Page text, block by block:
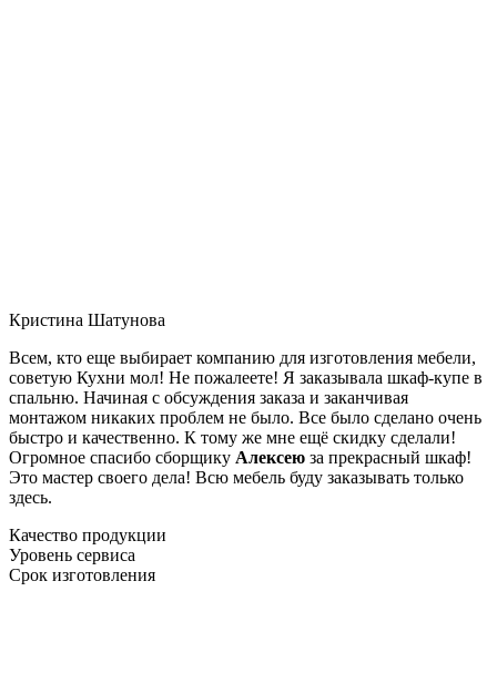
Кристина Шатунова
Всем, кто еще выбирает компанию для изготовления мебели,
советую Кухни мол! Не пожалеете! Я заказывала шкаф-купе в
спальню. Начиная с обсуждения заказа и заканчивая
монтажом никаких проблем не было. Все было сделано очень
быстро и качественно. К тому же мне ещё скидку сделали!
Огромное спасибо сборщику Алексею за прекрасный шкаф!
Это мастер своего дела! Всю мебель буду заказывать только
здесь.
Качество продукции
Уровень сервиса
Срок изготовления